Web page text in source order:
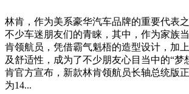
林肯，作为美系豪华汽车品牌的重要代表
不少车迷朋友们的青睐，其中，作为家族
肯领航员，凭借霸气魁梧的造型设计，加
及舒适性，成为了不少朋友心目当中的“梦
肯官方宣布，新款林肯领航员长轴总统版
为14...